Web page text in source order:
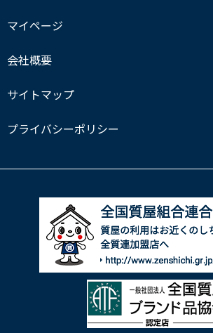
マイページ
会社概要
サイトマップ
プライバシーポリシー